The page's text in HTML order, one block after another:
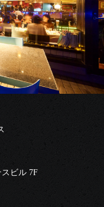
ビル 7F